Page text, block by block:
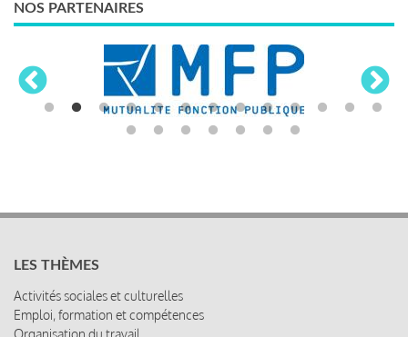
NOS PARTENAIRES
LES THÈMES
Activités sociales et culturelles
Emploi, formation et compétences
Organisation du travail